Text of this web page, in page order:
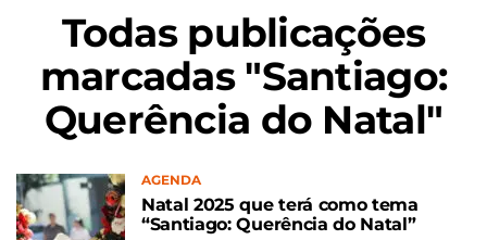
Todas publicações
marcadas "Santiago:
Querência do Natal"
AGENDA
Natal 2025 que terá como tema
“Santiago: Querência do Natal”